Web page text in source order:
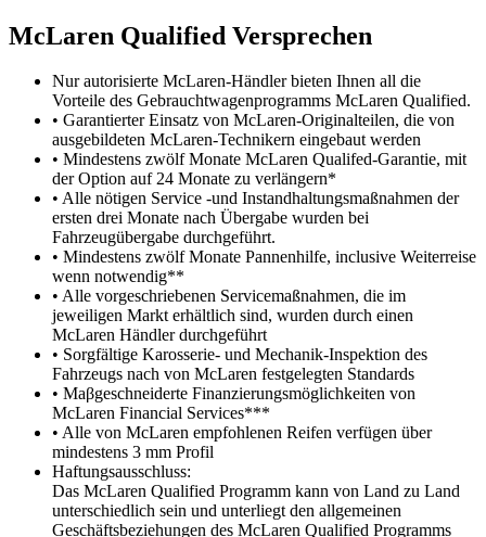
McLaren Qualified Versprechen
Nur autorisierte McLaren-Händler bieten Ihnen all die
Vorteile des Gebrauchtwagenprogramms McLaren Qualified.
• Garantierter Einsatz von McLaren-Originalteilen, die von
ausgebildeten McLaren-Technikern eingebaut werden
• Mindestens zwölf Monate McLaren Qualifed-Garantie, mit
der Option auf 24 Monate zu verlängern*
• Alle nötigen Service -und Instandhaltungsmaßnahmen der
ersten drei Monate nach Übergabe wurden bei
Fahrzeugübergabe durchgeführt.
• Mindestens zwölf Monate Pannenhilfe, inclusive Weiterreise
wenn notwendig**
• Alle vorgeschriebenen Servicemaßnahmen, die im
jeweiligen Markt erhältlich sind, wurden durch einen
McLaren Händler durchgeführt
• Sorgfältige Karosserie- und Mechanik-Inspektion des
Fahrzeugs nach von McLaren festgelegten Standards
• Maβgeschneiderte Finanzierungsmöglichkeiten von
McLaren Financial Services***
• Alle von McLaren empfohlenen Reifen verfügen über
mindestens 3 mm Profil
Haftungsausschluss:
Das McLaren Qualified Programm kann von Land zu Land
unterschiedlich sein und unterliegt den allgemeinen
Geschäftsbeziehungen des McLaren Qualified Programms